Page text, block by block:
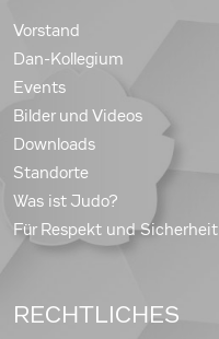
Vorstand
Dan-Kollegium
Events
Bilder und Videos
Downloads
Standorte
Was ist Judo?
Für Respekt und Sicherheit
RECHTLICHES